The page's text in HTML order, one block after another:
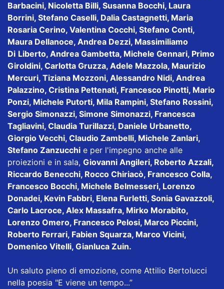
Barbacini, Nicoletta Billi, Susanna Bocchi, Laura
Borrini, Stefano Caselli, Dalia Castagnetti, Maria
Rosaria Cerino, Valentina Cocchi, Stefano Conti,
Maura Dellanoce, Andrea Dezzi, Massimiliamo
Di Liberto, Andrea Gambetta, Michele Gennari, Primo
Giroldini, Carlotta Gruzza, Adele Mazzola, Maurizio
Mercuri, Tiziana Mozzoni, Alessandro Nidi, Andrea
Palazzino, Cristina Pettenati, Francesco Pinotti, Mario
Ponzi, Michele Putorti, Mila Rampini, Stefano Rossini,
Sergio Simonazzi, Simone Simonazzi, Francesca
Tagliavini, Claudia Turillazzi, Daniele Urbanetto,
Giorgio Vecchi, Claudio Zambelli, Michele Zanlari,
Stefano Zanzucchi e per l'impegno anche alle
proiezioni e in sala, Giovanni Angileri, Roberto Azzali,
Riccardo Benecchi, Rocco Chiriacò, Francesco Colla,
Francesco Bocchi, Michele Belmesseri, Lorenzo
Donadei, Kevin Fabbri, Elena Furletti, Sonia Gavazzoli,
Carlo Lacroce, Alex Massafra, Mirko Morabito,
Lorenzo Omero, Francesco Pelosi, Marco Piccini,
Roberto Ferrari, Fabien Squarza, Marco Vicini,
Domenico Vitelli, Gianluca Zuin.
Un saluto pieno di emozione, come Attilio Bertolucci
nella poesia "E viene un tempo...”